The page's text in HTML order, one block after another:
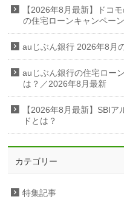
【2026年8月最新】ドコ
の住宅ローンキャンペー
auじぶん銀行 2026年8月
auじぶん銀行の住宅ロー
は？／2026年8月最新
【2026年8月最新】SBI
ドとは？
カテゴリー
特集記事